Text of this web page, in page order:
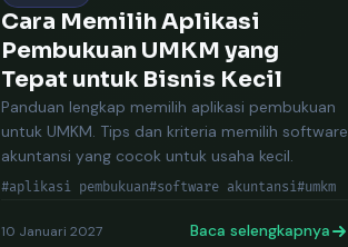
Cara Memilih Aplikasi
Pembukuan UMKM yang
Tepat untuk Bisnis Kecil
Panduan lengkap memilih aplikasi pembukuan
untuk UMKM. Tips dan kriteria memilih software
akuntansi yang cocok untuk usaha kecil.
#aplikasi pembukuan#software akuntansi#umkm
10 Januari 2027 Baca selengkapnya